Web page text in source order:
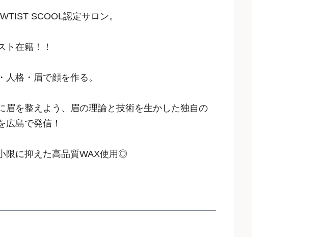
SCOOL認定サロン。
ト在籍！！
人格・眉で顔を作る。
眉を整えよう、眉の理論と技術を生かした独自の
広島で発信！
限に抑えた高品質WAX使用◎